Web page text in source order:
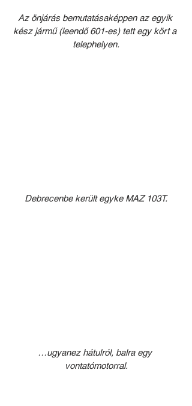
Az önjárás bemutatásaképpen az egyik
kész jármű (leendő 601-es) tett egy kört a
telephelyen.
Debrecenbe került egyke MAZ 103T.
…ugyanez hátulról, balra egy
vontatómotorral.